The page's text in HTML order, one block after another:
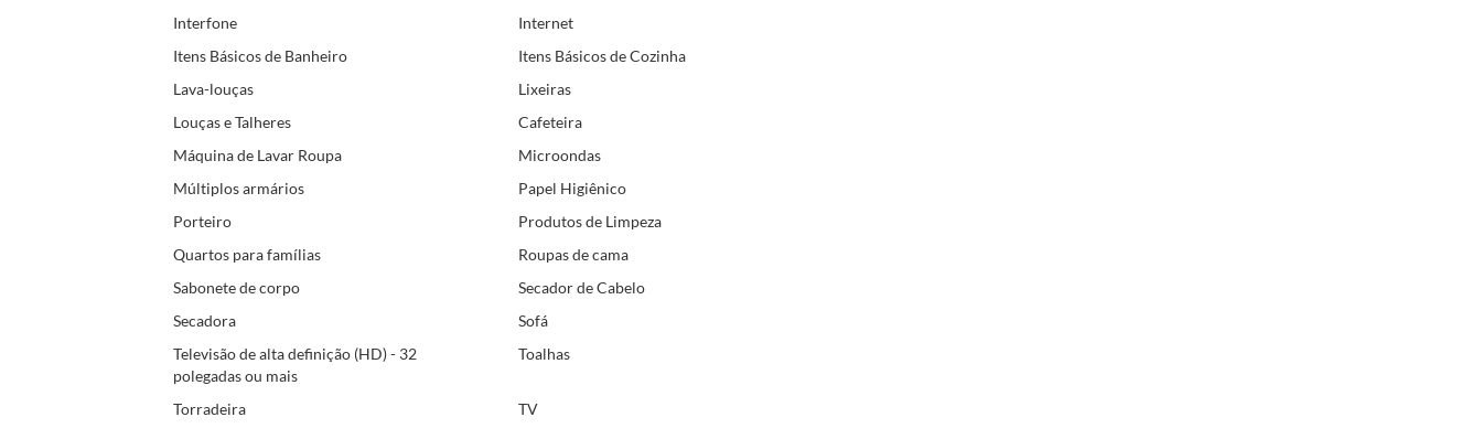
Interfone
Internet
Itens Básicos de Banheiro
Itens Básicos de Cozinha
Lava-louças
Lixeiras
Louças e Talheres
Cafeteira
Máquina de Lavar Roupa
Microondas
Múltiplos armários
Papel Higiênico
Porteiro
Produtos de Limpeza
Quartos para famílias
Roupas de cama
Sabonete de corpo
Secador de Cabelo
Secadora
Sofá
Televisão de alta definição (HD) - 32
polegadas ou mais
Toalhas
Torradeira
TV